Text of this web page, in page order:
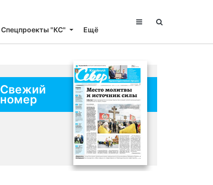
Спецпроекты "КС" Ещё
Свежий
номер